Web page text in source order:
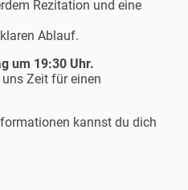
Rezitation und eine
Ablauf.
um 19:30 Uhr.
Zeit für einen
kannst du dich